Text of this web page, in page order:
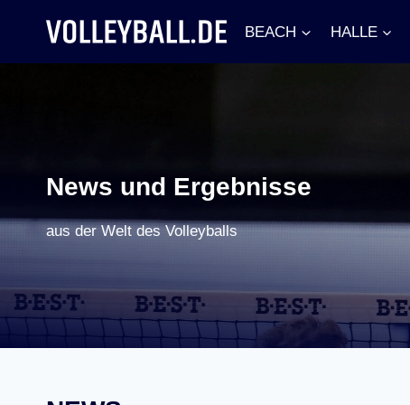
springen
BEACH HALLE
News und Ergebnisse
aus der Welt des Volleyballs